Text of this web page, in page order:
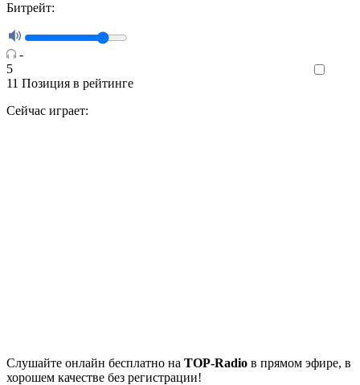
Битрейт:
-
5
11 Позиция в рейтинге
Сейчас играет:
Cлушайте онлайн бесплатно на TOP-Radio в прямом эфире, в
хорошем качестве без регистрации!